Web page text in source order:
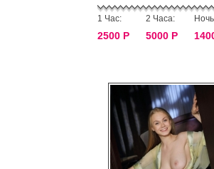
1 Час:
2500 Р
2 Часа:
5000 Р